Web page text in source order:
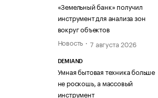
«Земельный банк» получил
инструмент для анализа зон
вокруг объектов
Новость
7 августа 2026
DEMIAND
Умная бытовая техника больше
не роскошь, а массовый
инструмент